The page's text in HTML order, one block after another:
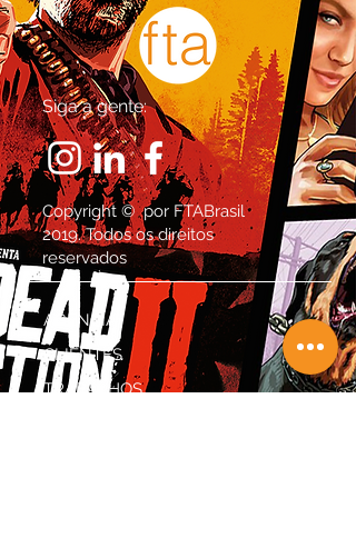
Siga a gente:
Copyright © por FTABrasil
2019. Todos os direitos
reservados
AGÊNCIA
CLIENTES
TRABALHOS